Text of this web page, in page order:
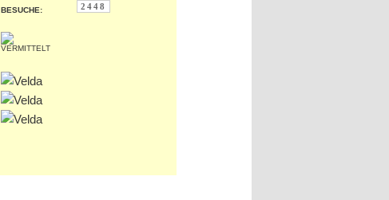
BESUCHE: 2448